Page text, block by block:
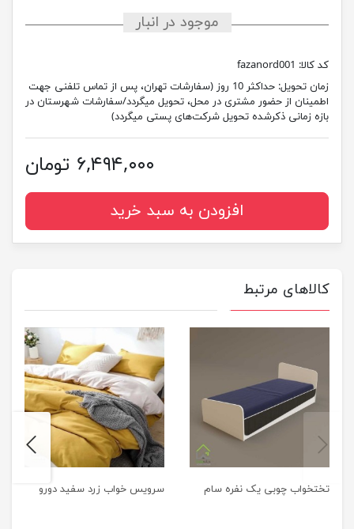
موجود در انبار
کد کالا: fazanord001
زمان تحویل:
حداکثر 10 روز (سفارشات تهران، پس از تماس تلفنی جهت
اطمینان از حضور مشتری در محل، تحویل میگردد/سفارشات شهرستان در
بازه زمانی ذکرشده تحویل شرکت‌های پستی میگردد)
۶,۴۹۴,۰۰۰ تومان
افزودن به سبد خرید
کالاهای مرتبط
تختخواب چوبی یک نفره سام سرویس خواب زرد سفید دورو
previus